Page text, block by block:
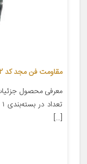
مقاومت فن مجد کد 1702182 مناسب برای پژو 206
[…]